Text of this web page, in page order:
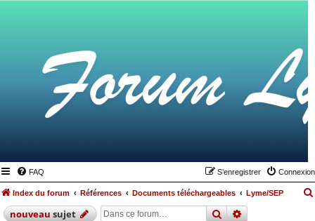
FAQ Connexion
S’enregistrer
Index du forum Références Documents téléchargeables Lyme/SEP
nouveausujet rechercher
recherche